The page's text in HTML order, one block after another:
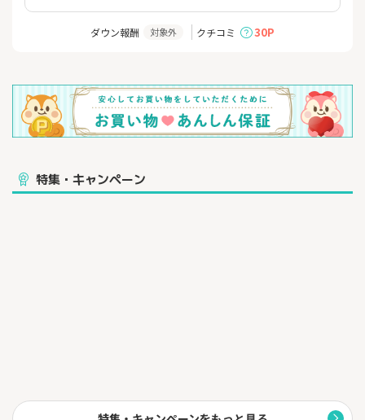
ダウン報酬 対象外 クチコミ 30P
特集・キャンペーン